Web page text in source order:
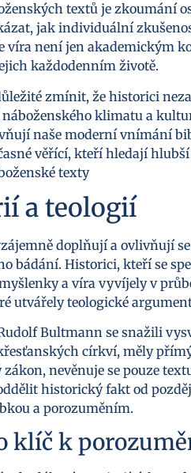
textů je zkoumání
jak individuální
víra není jen akademickým
každodenním životě.
zmínit, že historici
klimatu a
naše moderní vnímání
věřící, kteří hledají
a teologií
doplňují a ovlivňují
bádání. Historici, kteří se
a víra vyvíjely v
utvářely teologické
Bultmann se snažili
církví, měly
nevěnuje se pouze
historický fakt od
a porozuměním.
klíč k